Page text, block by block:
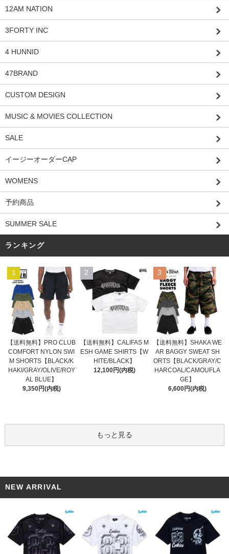
12AM NATION
3FORTY INC
4 HUNNID
47BRAND
CUSTOM DESIGN
MUSIC & MOVIES COLLECTION
SALE
イージーオーダーCAP
WOMENS
予約商品
SUMMER SALE
ランキング
1
【送料無料】PRO CLUB
COMFORT NYLON SWI
M SHORTS【BLACK/K
HAKI/GRAY/OLIVE/ROY
AL BLUE】
9,350円(内税)
2
【送料無料】CALIFAS M
ESH GAME SHIRTS【W
HITE/BLACK】
12,100円(内税)
3
【送料無料】SHAKA WE
AR BAGGY SWEAT SH
ORTS【BLACK/GRAY/C
HARCOAL/CAMOUFLA
GE】
6,600円(内税)
もっと見る
NEW ARRIVAL